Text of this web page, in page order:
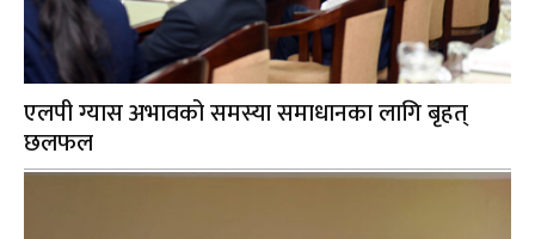
एलपी ग्यास अभावको समस्या समाधानका लागि बृहत्
छलफल